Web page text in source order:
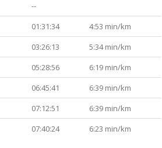
--
01:31:34
4:53 min/km
03:26:13
5:34 min/km
05:28:56
6:19 min/km
06:45:41
6:39 min/km
07:12:51
6:39 min/km
07:40:24 6:23 min/km